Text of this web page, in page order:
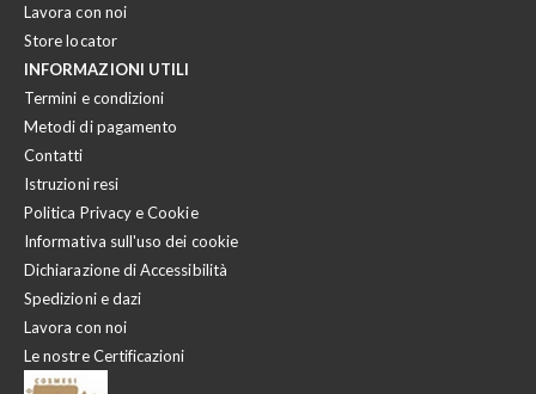
Lavora con noi
Store locator
INFORMAZIONI UTILI
Termini e condizioni
Metodi di pagamento
Contatti
Istruzioni resi
Politica Privacy e Cookie
Informativa sull'uso dei cookie
Dichiarazione di Accessibilità
Spedizioni e dazi
Lavora con noi
Le nostre Certificazioni